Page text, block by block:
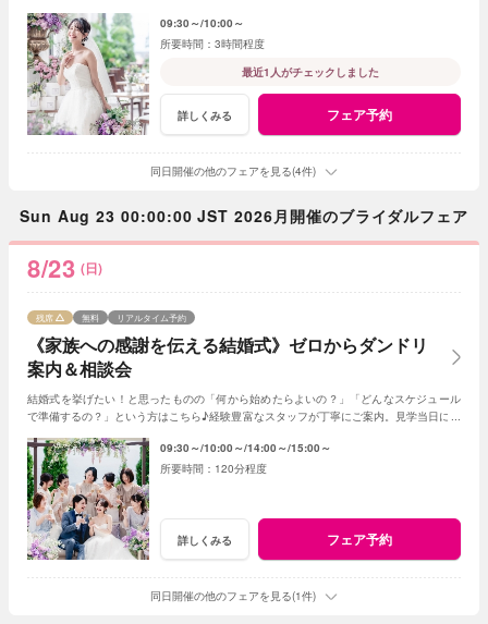
09:30～ 10:00～
3時間程度
最近1人がチェックしました
詳しくみる フェア予約
同日開催の他のフェアを見る(4件)
Sun Aug 23 00:00:00 JST 2026月開催のブライダルフェア
8/23 (日)
《家族への感謝を伝える結婚式》ゼロからダンドリ
案内＆相談会
残席 無料 リアルタイム予約
結婚式を挙げたい！と思ったものの「何から始めたらよいの？」「どんなスケジュール
で準備するの？」という方はこちら♪経験豊富なスタッフが丁寧にご案内。見学当日に契
09:30～ 10:00～ 14:00～ 15:00～
120分程度
詳しくみる フェア予約
同日開催の他のフェアを見る(1件)